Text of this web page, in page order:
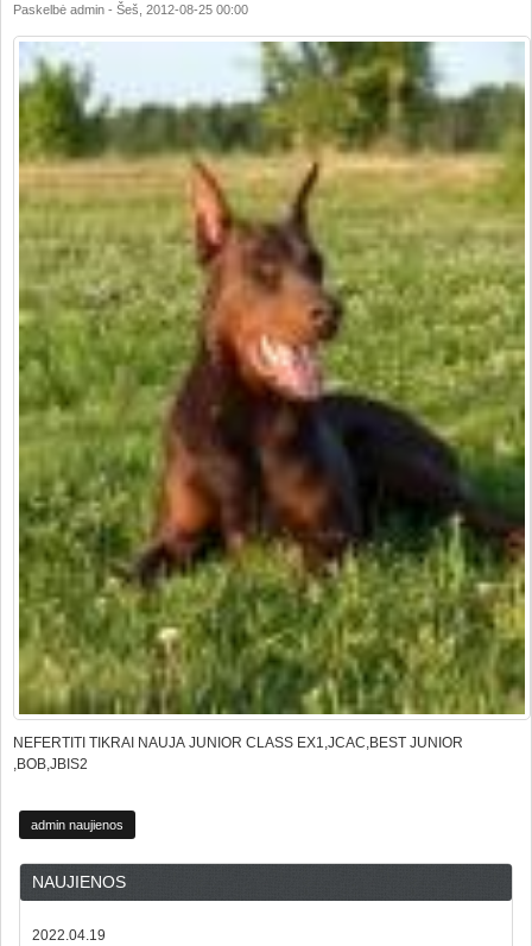
Paskelbė admin - Šeš, 2012-08-25 00:00
NEFERTITI TIKRAI NAUJA JUNIOR CLASS EX1,JCAC,BEST JUNIOR
,BOB,JBIS2
admin naujienos
NAUJIENOS
2022.04.19